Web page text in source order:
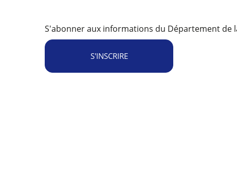
S'abonner aux informations du Département de
S'INSCRIRE